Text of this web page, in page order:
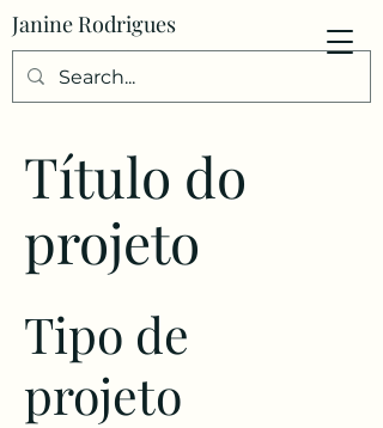
Janine Rodrigues
Título do
projeto
Tipo de
projeto